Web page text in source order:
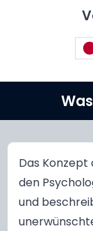
Das Konzept
den
und